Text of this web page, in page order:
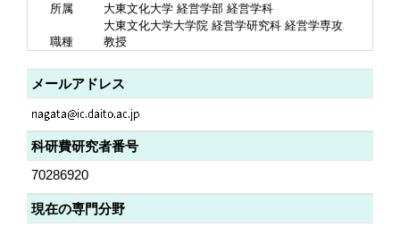
所属
大東文化大学 経営学部 経営学科
大東文化大学大学院 経営学研究科 経営学専攻
職種
教授
メールアドレス
科研費研究者番号
70286920
現在の専門分野